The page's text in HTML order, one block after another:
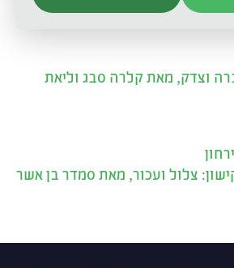
וצדק, מאת קלרה סבג וליאת
צלול ועכור, מאת סמדר בן אשר